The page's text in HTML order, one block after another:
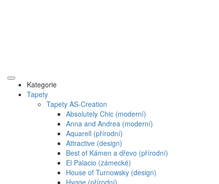
Kategorie
Tapety
Tapety AS-Creation
Absolutely Chic (moderní)
Anna and Andrea (moderní)
Aquarell (přírodní)
Attractive (design)
Best of Kámen a dřevo (přírodní)
El Palacio (zámecké)
House of Turnowsky (design)
Hygge (přírodní)